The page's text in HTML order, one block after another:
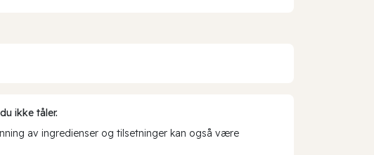
ikke tåler.
av ingredienser og tilsetninger kan også være